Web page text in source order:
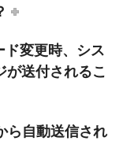
変更時、シス
が送付されるこ
ら自動送信され